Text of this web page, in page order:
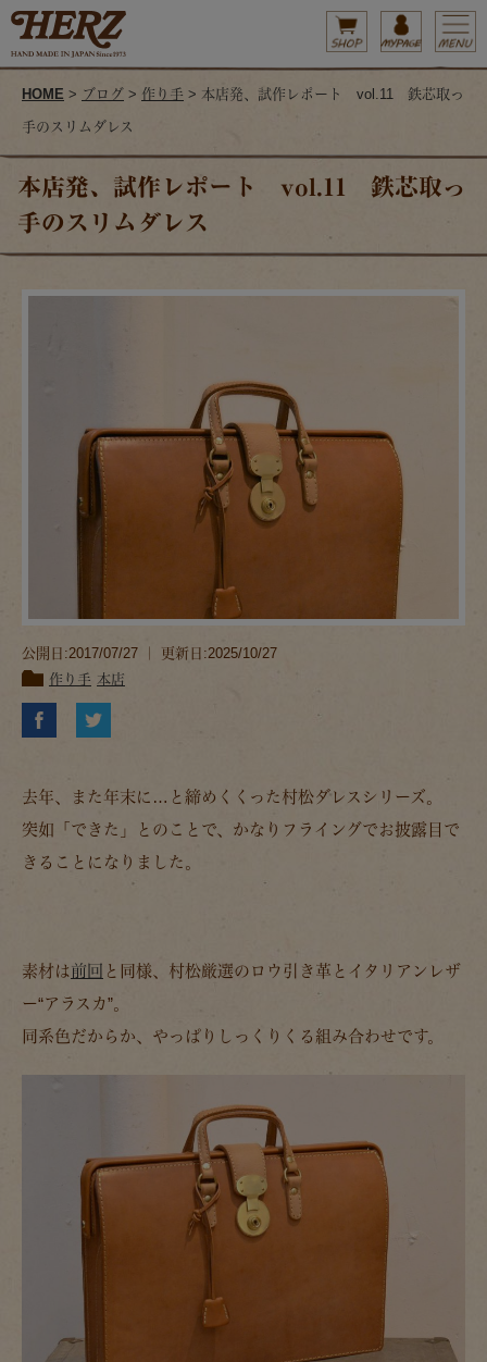
HOME > ブログ > 作り手 > 本店発、試作レポート vol.11 鉄芯取っ
手のスリムダレス
本店発、試作レポート vol.11 鉄芯取っ
手のスリムダレス
公開日:2017/07/27 ｜ 更新日:2025/10/27
作り手 本店
去年、また年末に…と締めくくった村松ダレスシリーズ。
突如「できた」とのことで、かなりフライングでお披露目で
きることになりました。
素材は前回 と同様、村松厳選のロウ引き革とイタリアンレザ
ー“アラスカ”。
同系色だからか、やっぱりしっくりくる組み合わせです。